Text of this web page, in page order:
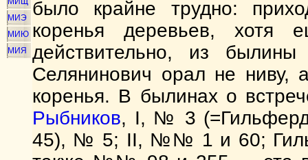
МИЭ
МИЮ
МИЯ
было крайне трудно:
коренья деревьев,
действительно, из
Селянинович орал не ниву,
коренья. В былинах о
Рыбников, I, № 3
45), № 5; II, №№ 1 и 60;